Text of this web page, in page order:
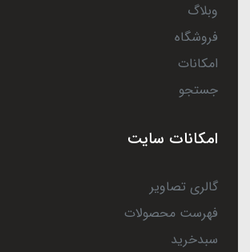
وبلاگ
فروشگاه
امکانات
جستجو
امکانات سایت
گالری تصاویر
فهرست محصولات
سبدخرید